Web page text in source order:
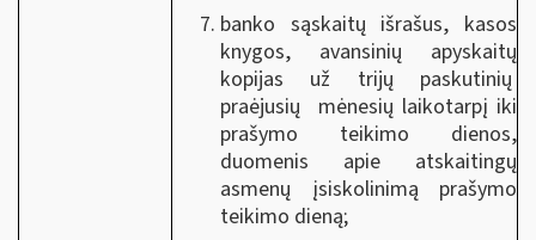
banko sąskaitų išrašus, kasos
knygos, avansinių apyskaitų
kopijas už trijų paskutinių
praėjusių mėnesių laikotarpį iki
prašymo teikimo dienos,
duomenis apie atskaitingų
asmenų įsiskolinimą prašymo
teikimo dieną;